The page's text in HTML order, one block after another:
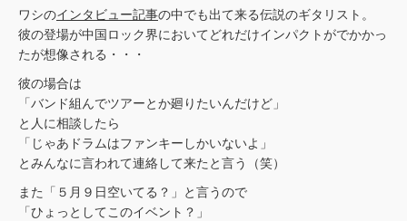
ワシのインタビュー記事の中でも出て来る伝説のギタリスト。
彼の登場が中国ロック界においてどれだけインパクトがでかかっ
たが想像される・・・
彼の場合は
「バンド組んでツアーとか廻りたいんだけど」
と人に相談したら
「じゃあドラムはファンキーしかいないよ」
とみんなに言われて連絡して来たと言う（笑）
また「５月９日空いてる？」と言うので
「ひょっとしてこのイベント？」